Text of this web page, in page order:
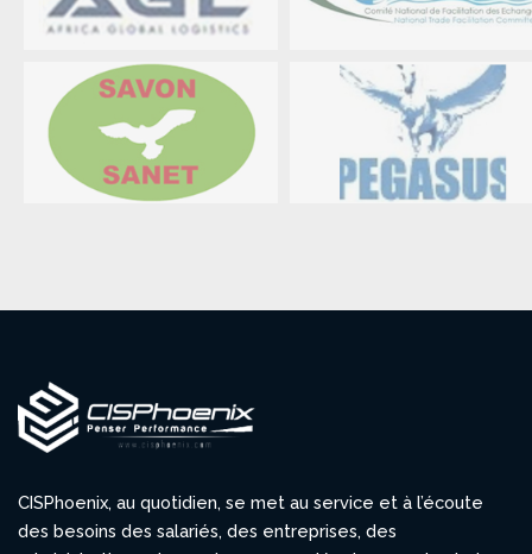
CISPhoenix, au quotidien, se met au service et à l’écoute
des besoins des salariés, des entreprises, des